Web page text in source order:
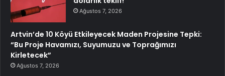
Ağustos 7, 2026
Artvin’de 10 Köyü Etkileyecek Maden Projesine Tepki:
“Bu Proje Havamızı, Suyumuzu ve Toprağımızı
Kirletecek”
Ağustos 7, 2026